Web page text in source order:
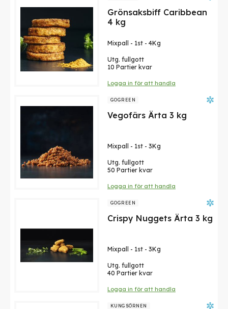
Grönsaksbiff Caribbean
4 kg
Mixpall - 1st - 4Kg
Utg. fullgott
10 Partier kvar
Logga in för att handla
GOGREEN
Vegofärs Ärta 3 kg
Mixpall - 1st - 3Kg
Utg. fullgott
50 Partier kvar
Logga in för att handla
GOGREEN
Crispy Nuggets Ärta 3 kg
Mixpall - 1st - 3Kg
Utg. fullgott
40 Partier kvar
Logga in för att handla
KUNGSÖRNEN